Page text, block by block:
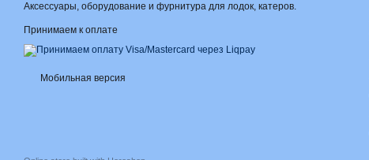
Аксессуары, оборудование и фурнитура для лодок, катеров.
Принимаем к оплате
Мобильная версия